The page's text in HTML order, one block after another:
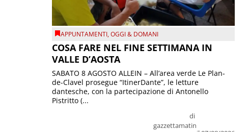
APPUNTAMENTI,OGGI & DOMANI
COSA FARE NEL FINE SETTIMANA IN
VALLE D’AOSTA
di
gazzettamatin
SABATO 8 AGOSTO ALLEIN – All’area verde Le Plan-
de-Clavel prosegue “ItinerDante”, le letture
dantesche, con la partecipazione di Antonello
Pistritto (...